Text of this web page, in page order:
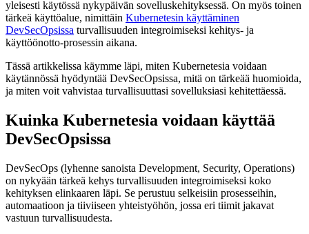
yleisesti käytössä nykypäivän sovelluskehityksessä. On myös toinen
tärkeä käyttöalue, nimittäin Kubernetesin käyttäminen
DevSecOpsissa turvallisuuden integroimiseksi kehitys- ja
käyttöönotto-prosessin aikana.
Tässä artikkelissa käymme läpi, miten Kubernetesia voidaan
käytännössä hyödyntää DevSecOpsissa, mitä on tärkeää huomioida,
ja miten voit vahvistaa turvallisuuttasi sovelluksiasi kehitettäessä.
Kuinka Kubernetesia voidaan käyttää
DevSecOpsissa
DevSecOps (lyhenne sanoista Development, Security, Operations)
on nykyään tärkeä kehys turvallisuuden integroimiseksi koko
kehityksen elinkaaren läpi. Se perustuu selkeisiin prosesseihin,
automaatioon ja tiiviiseen yhteistyöhön, jossa eri tiimit jakavat
vastuun turvallisuudesta.